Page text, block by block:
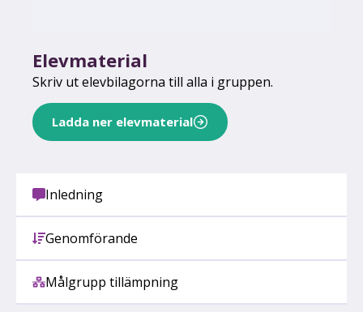
Inledning
Genomförande
Målgrupp tillämpning
Elevmaterial
Skriv ut elevbilagorna till alla i gruppen.
Ladda ner elevmaterial